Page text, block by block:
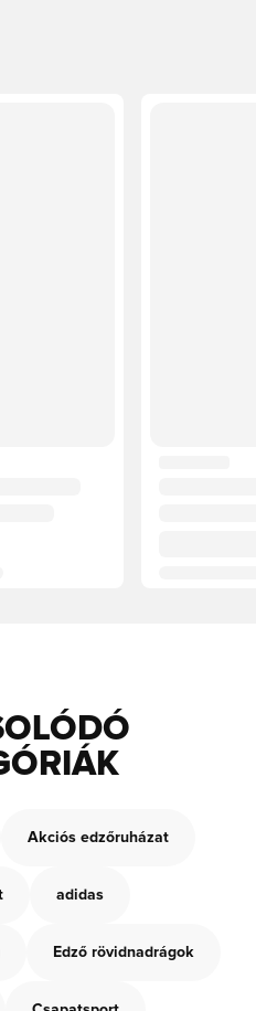
Akciós edzőruházat
adidas
Edző rövidnadrágok